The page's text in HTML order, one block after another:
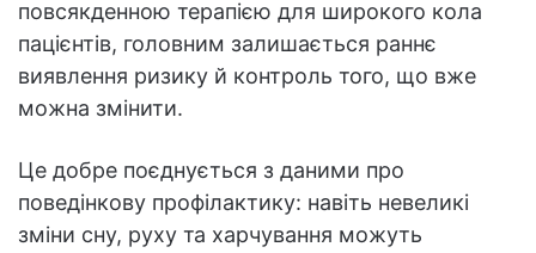
повсякденною терапією для широкого кола
пацієнтів, головним залишається раннє
виявлення ризику й контроль того, що вже
можна змінити.
Це добре поєднується з даними про
поведінкову профілактику: навіть невеликі
зміни сну, руху та харчування можуть